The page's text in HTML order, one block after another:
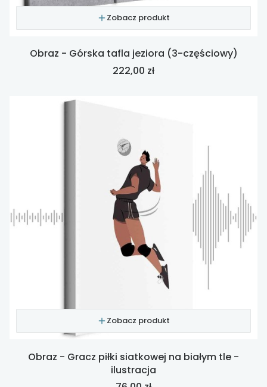
Zobacz produkt
Obraz - Górska tafla jeziora (3-częściowy)
Cena
222,00 zł
Zobacz produkt
Obraz - Gracz piłki siatkowej na białym tle -
ilustracja